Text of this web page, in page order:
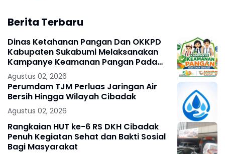
Berita Terbaru
Dinas Ketahanan Pangan Dan OKKPD
Kabupaten Sukabumi Melaksanakan
Kampanye Keamanan Pangan Pada
Anak Sekolah .
Agustus 02, 2026
Perumdam TJM Perluas Jaringan Air
Bersih Hingga Wilayah Cibadak
Agustus 02, 2026
Rangkaian HUT ke-6 RS DKH Cibadak
Penuh Kegiatan Sehat dan Bakti Sosial
Bagi Masyarakat